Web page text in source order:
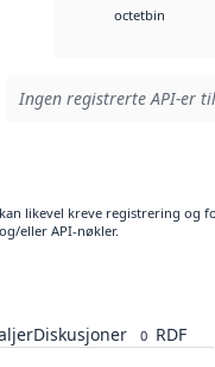
octetbin
Ingen registrerte API-er
likevel kreve registrering og
eller API-nøkler.
Diskusjoner 0 RDF